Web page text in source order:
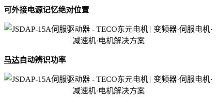
可外接电源记忆绝对位置
马达自动辨识功率